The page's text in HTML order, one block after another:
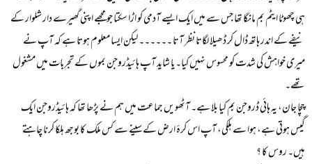
ہی چھوٹا ایٹم بم مانگا تھا جس سے میں ایک ایسے آدمی کو اڑا سکتا جو مجھے اپنی گھیرے دار شلوار کے
نیفے کے اندر ہاتھ ڈال کر ڈھیلا لگاتا نظر آتا ۔۔۔۔۔۔ لیکن ایسا معلوم ہوتا ہے کہ آپ نے
میری خواہش کی شدت کو محسوس نہیں کیا۔ یا شاید آپ ہائیڈروجن بموں کے تجربات میں مشغول
تھے۔
چچا جان، یہ ہائی ڈروجن بم کیا بلا ہے۔ آٹھویں جماعت میں ہم نے پڑھا تھا کہ ہائیڈروجن ایک
گیس ہوتی ہے، ہوا سے ہلکی، آپ اس کرۂ ارض کے سینے سے کس ملک کا بوجھ ہلکا کرنا چاہتے
ہیں۔ روس کا ؟